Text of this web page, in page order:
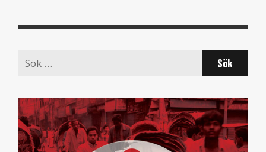
Search
for: